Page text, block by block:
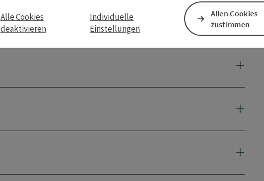
Alle Cookies
deaktivieren
Individuelle
Einstellungen
Allen Cookies
zustimmen